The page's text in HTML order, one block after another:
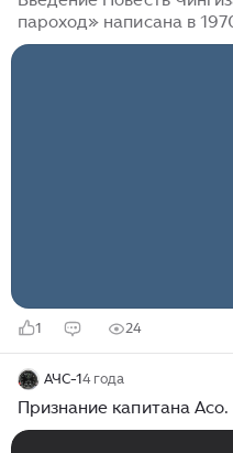
пароход» написана в
пронзительных
1 24
АЧС-14 года
Признание капитана Асо.